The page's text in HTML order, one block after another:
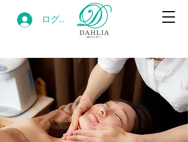
ログイン